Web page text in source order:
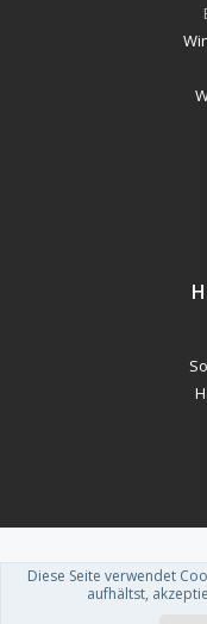
Forum software
Theme
Diese Seite verwendet
aufhältst,